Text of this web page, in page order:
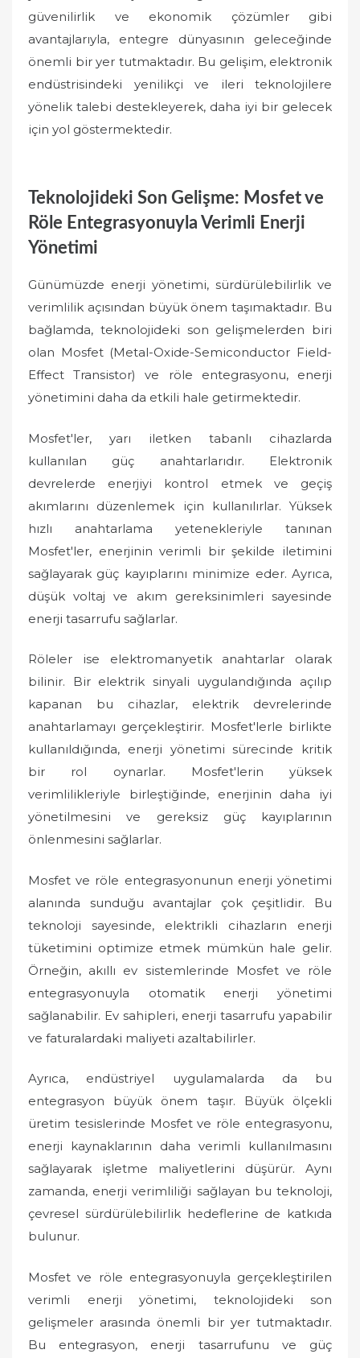
güvenilirlik ve ekonomik çözümler gibi
avantajlarıyla, entegre dünyasının geleceğinde
önemli bir yer tutmaktadır. Bu gelişim, elektronik
endüstrisindeki yenilikçi ve ileri teknolojilere
yönelik talebi destekleyerek, daha iyi bir gelecek
için yol göstermektedir.
Teknolojideki Son Gelişme: Mosfet ve
Röle Entegrasyonuyla Verimli Enerji
Yönetimi
Günümüzde enerji yönetimi, sürdürülebilirlik ve
verimlilik açısından büyük önem taşımaktadır. Bu
bağlamda, teknolojideki son gelişmelerden biri
olan Mosfet (Metal-Oxide-Semiconductor Field-
Effect Transistor) ve röle entegrasyonu, enerji
yönetimini daha da etkili hale getirmektedir.
Mosfet'ler, yarı iletken tabanlı cihazlarda
kullanılan güç anahtarlarıdır. Elektronik
devrelerde enerjiyi kontrol etmek ve geçiş
akımlarını düzenlemek için kullanılırlar. Yüksek
hızlı anahtarlama yetenekleriyle tanınan
Mosfet'ler, enerjinin verimli bir şekilde iletimini
sağlayarak güç kayıplarını minimize eder. Ayrıca,
düşük voltaj ve akım gereksinimleri sayesinde
enerji tasarrufu sağlarlar.
Röleler ise elektromanyetik anahtarlar olarak
bilinir. Bir elektrik sinyali uygulandığında açılıp
kapanan bu cihazlar, elektrik devrelerinde
anahtarlamayı gerçekleştirir. Mosfet'lerle birlikte
kullanıldığında, enerji yönetimi sürecinde kritik
bir rol oynarlar. Mosfet'lerin yüksek
verimlilikleriyle birleştiğinde, enerjinin daha iyi
yönetilmesini ve gereksiz güç kayıplarının
önlenmesini sağlarlar.
Mosfet ve röle entegrasyonunun enerji yönetimi
alanında sunduğu avantajlar çok çeşitlidir. Bu
teknoloji sayesinde, elektrikli cihazların enerji
tüketimini optimize etmek mümkün hale gelir.
Örneğin, akıllı ev sistemlerinde Mosfet ve röle
entegrasyonuyla otomatik enerji yönetimi
sağlanabilir. Ev sahipleri, enerji tasarrufu yapabilir
ve faturalardaki maliyeti azaltabilirler.
Ayrıca, endüstriyel uygulamalarda da bu
entegrasyon büyük önem taşır. Büyük ölçekli
üretim tesislerinde Mosfet ve röle entegrasyonu,
enerji kaynaklarının daha verimli kullanılmasını
sağlayarak işletme maliyetlerini düşürür. Aynı
zamanda, enerji verimliliği sağlayan bu teknoloji,
çevresel sürdürülebilirlik hedeflerine de katkıda
bulunur.
Mosfet ve röle entegrasyonuyla gerçekleştirilen
verimli enerji yönetimi, teknolojideki son
gelişmeler arasında önemli bir yer tutmaktadır.
Bu entegrasyon, enerji tasarrufunu ve güç